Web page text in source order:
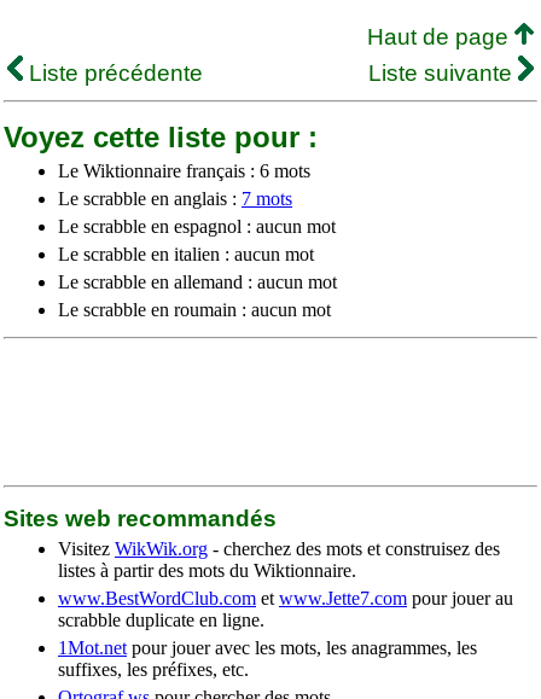
Haut de page
Liste précédente
Liste suivante
Voyez cette liste pour :
Le Wiktionnaire français : 6 mots
Le scrabble en anglais : 7 mots
Le scrabble en espagnol : aucun mot
Le scrabble en italien : aucun mot
Le scrabble en allemand : aucun mot
Le scrabble en roumain : aucun mot
Sites web recommandés
Visitez WikWik.org - cherchez des mots et construisez des
listes à partir des mots du Wiktionnaire.
www.BestWordClub.com et www.Jette7.com pour jouer au
scrabble duplicate en ligne.
1Mot.net pour jouer avec les mots, les anagrammes, les
suffixes, les préfixes, etc.